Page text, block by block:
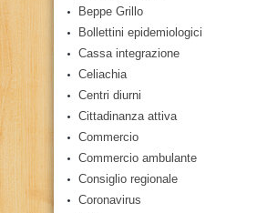
Beppe Grillo
Bollettini epidemiologici
Cassa integrazione
Celiachia
Centri diurni
Cittadinanza attiva
Commercio
Commercio ambulante
Consiglio regionale
Coronavirus